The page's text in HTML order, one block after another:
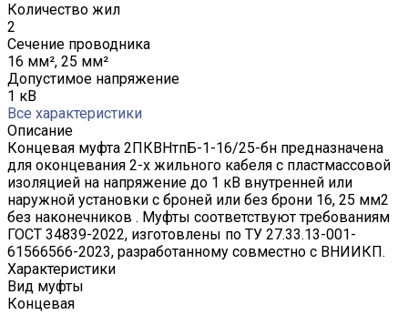
Количество жил
2
Сечение проводника
16 мм², 25 мм²
Допустимое напряжение
1 кВ
Все характеристики
Описание
Концевая муфта 2ПКВНтпБ-1-16/25-бн предназначена
для оконцевания 2-х жильного кабеля с пластмассовой
изоляцией на напряжение до 1 кВ внутренней или
наружной установки с броней или без брони 16, 25 мм2
без наконечников . Муфты соответствуют требованиям
ГОСТ 34839-2022, изготовлены по ТУ 27.33.13-001-
61566566-2023, разработанному совместно с ВНИИКП.
Характеристики
Вид муфты
Концевая